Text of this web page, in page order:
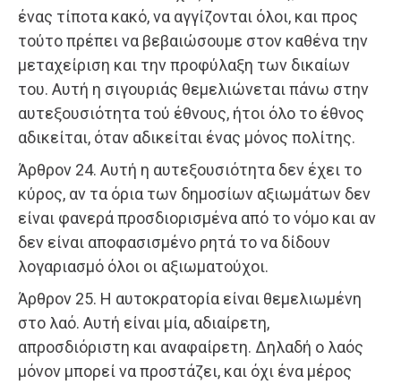
ένας τίποτα κακό, να αγγίζονται όλοι, και προς
τούτο πρέπει να βεβαιώσουμε στον καθένα την
μεταχείριση και την προφύλαξη των δικαίων
του. Αυτή η σιγουριάς θεμελιώνεται πάνω στην
αυτεξουσιότητα τού έθνους, ήτοι όλο το έθνος
αδικείται, όταν αδικείται ένας μόνος πολίτης.
Άρθρον 24. Αυτή η αυτεξουσιότητα δεν έχει το
κύρος, αν τα όρια των δημοσίων αξιωμάτων δεν
είναι φανερά προσδιορισμένα από το νόμο και αν
δεν είναι αποφασισμένο ρητά το να δίδουν
λογαριασμό όλοι οι αξιωματούχοι.
Άρθρον 25. Η αυτοκρατορία είναι θεμελιωμένη
στο λαό. Αυτή είναι μία, αδιαίρετη,
απροσδιόριστη και αναφαίρετη. Δηλαδή ο λαός
μόνον μπορεί να προστάζει, και όχι ένα μέρος